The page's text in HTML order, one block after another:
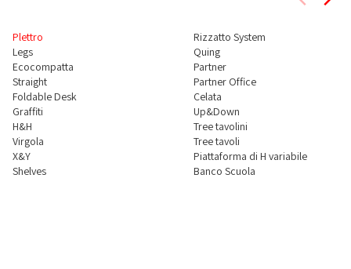
Plettro
Legs
Ecocompatta
Straight
Foldable Desk
Graffiti
H&H
Virgola
X&Y
Shelves
Rizzatto System
Quing
Partner
Partner Office
Celata
Up&Down
Tree tavolini
Tree tavoli
Piattaforma di H variabile
Banco Scuola